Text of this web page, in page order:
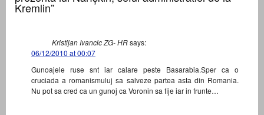
Kremlin”
Kristijan Ivancic ZG- HRsays:
06/12/2010 at 00:07
Gunoajele ruse snt iar calare peste Basarabia.Sper ca o
cruciada a romanismuluj sa salveze partea asta din Romania.
Nu pot sa cred ca un gunoj ca Voronin sa fije iar in frunte…